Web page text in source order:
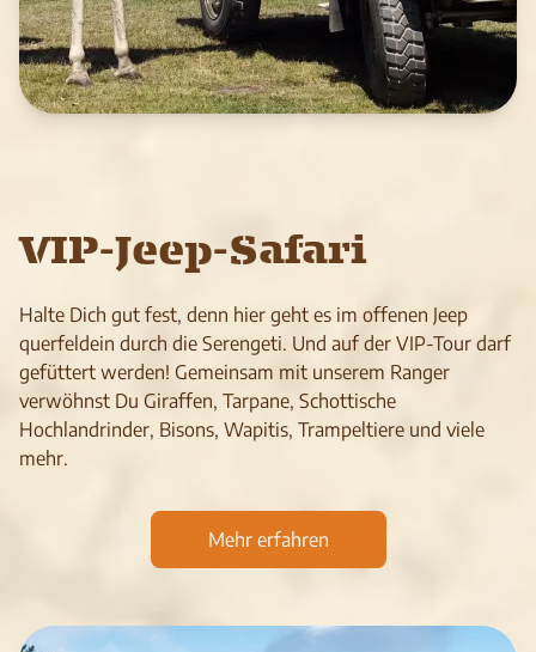
VIP-Jeep-Safari
Halte Dich gut fest, denn hier geht es im offe­nen Jeep
quer­feld­ein durch die Seren­geti. Und auf der VIP-Tour darf
gefüt­tert wer­den! Gemeinsam mit unserem Ranger
verwöhnst Du Giraffen, Tarpane, Schottische
Hochlandrinder, Bisons, Wapitis, Trampeltiere und viele
mehr.
Mehr erfahren